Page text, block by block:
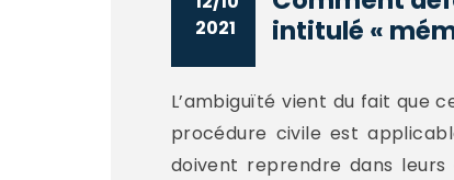
2021
intitulé «
L’ambiguïté vient du fait que
procédure civile est
doivent reprendre dans